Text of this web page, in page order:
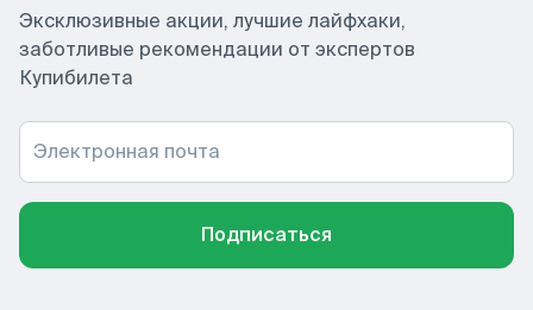
Эксклюзивные акции, лучшие лайфхаки,
заботливые рекомендации от экспертов
Купибилета
Электронная почта
Подписаться